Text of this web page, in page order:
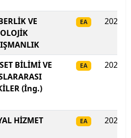
Üniversitesi
VE
EA 2025
BİLİMİ VE
(İng.)
EA 2025
HİZMET EA 2025